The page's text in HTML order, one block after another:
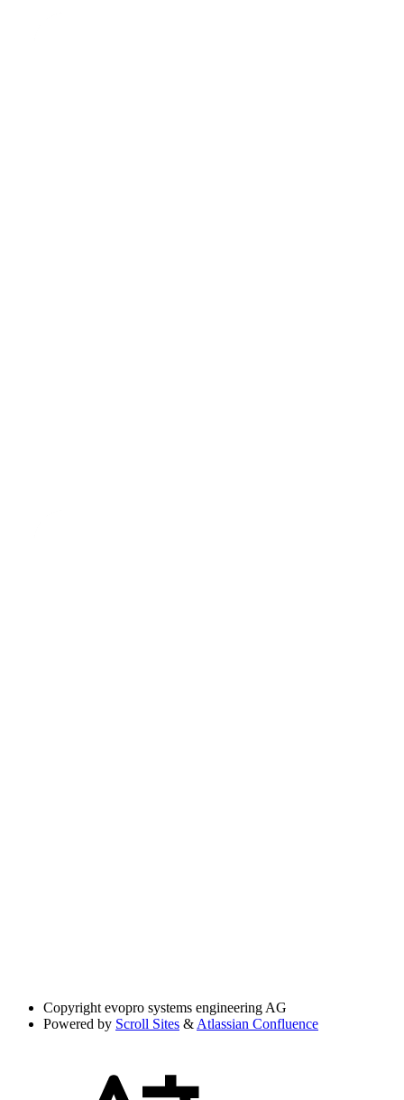
Copyright evopro systems engineering AG
Powered by Scroll Sites &Atlassian Confluence